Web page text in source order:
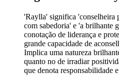
'Raylla' significa 'conselheira
com sabedoria' e 'a brilhante
conotação de liderança e
grande capacidade de
Implica uma natureza
quanto no de irradiar
que denota responsabilidade